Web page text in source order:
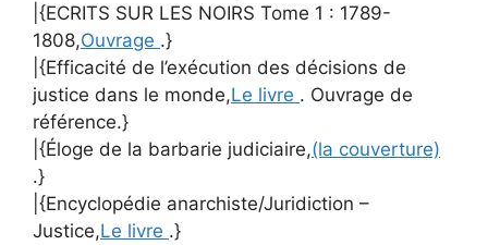
|{ECRITS SUR LES NOIRS Tome 1 : 1789-
1808,Ouvrage .}
|{Efficacité de l’exécution des décisions de
justice dans le monde,Le livre . Ouvrage de
référence.}
|{Éloge de la barbarie judiciaire,(la couverture)
.}
|{Encyclopédie anarchiste/Juridiction –
Justice,Le livre .}